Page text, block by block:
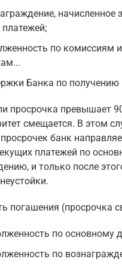
начисленное
платежей;
по комиссиям
Банка по получению
просрочка превышает
смещается. В этом
банк
платежей по
и только после
погашения (просрочка
по основному
по